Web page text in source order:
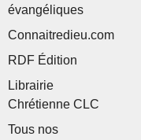
évangéliques
Connaitredieu.com
RDF Édition
Librairie
Chrétienne CLC
Tous nos